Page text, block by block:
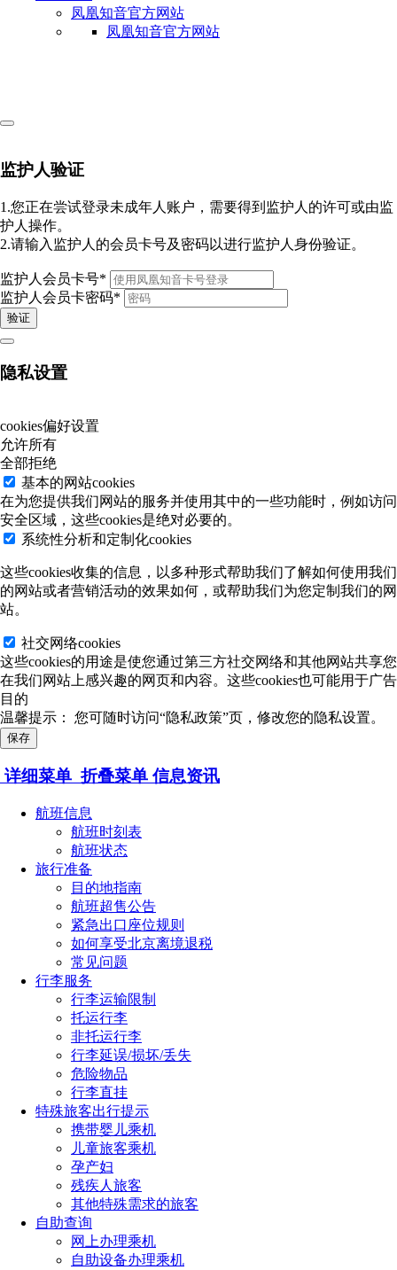
凤凰知音官方网站
凤凰知音官方网站
监护人验证
1.您正在尝试登录未成年人账户，需要得到监护人的许可或由监
护人操作。
2.请输入监护人的会员卡号及密码以进行监护人身份验证。
监护人会员卡号*
监护人会员卡密码*
验证
隐私设置
cookies偏好设置
允许所有
全部拒绝
基本的网站cookies
在为您提供我们网站的服务并使用其中的一些功能时，例如访问
安全区域，这些cookies是绝对必要的。
系统性分析和定制化cookies
这些cookies收集的信息，以多种形式帮助我们了解如何使用我们
的网站或者营销活动的效果如何，或帮助我们为您定制我们的网
站。
社交网络cookies
这些cookies的用途是使您通过第三方社交网络和其他网站共享您
在我们网站上感兴趣的网页和内容。这些cookies也可能用于广告
目的
温馨提示：
您可随时访问“隐私政策”页，修改您的隐私设置。
保存
详细菜单 折叠菜单 信息资讯
航班信息
航班时刻表
航班状态
旅行准备
目的地指南
航班超售公告
紧急出口座位规则
如何享受北京离境退税
常见问题
行李服务
行李运输限制
托运行李
非托运行李
行李延误/损坏/丢失
危险物品
行李直挂
特殊旅客出行提示
携带婴儿乘机
儿童旅客乘机
孕产妇
残疾人旅客
其他特殊需求的旅客
自助查询
网上办理乘机
自助设备办理乘机